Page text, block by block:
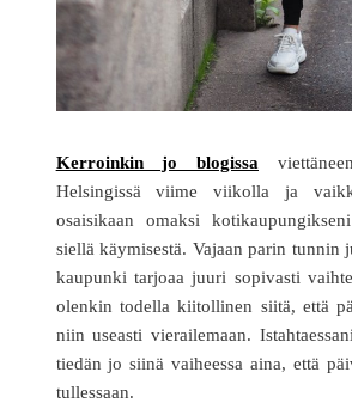
Kerroinkin jo blogissa
Helsingissä viime viikolla ja
osaisikaan omaksi
siellä käymisestä. Vajaan parin tunnin
kaupunki tarjoaa juuri sopivasti
olenkin todella kiitollinen siitä, että
niin useasti vierailemaan.
tiedän jo siinä vaiheessa aina, että
tullessaan.